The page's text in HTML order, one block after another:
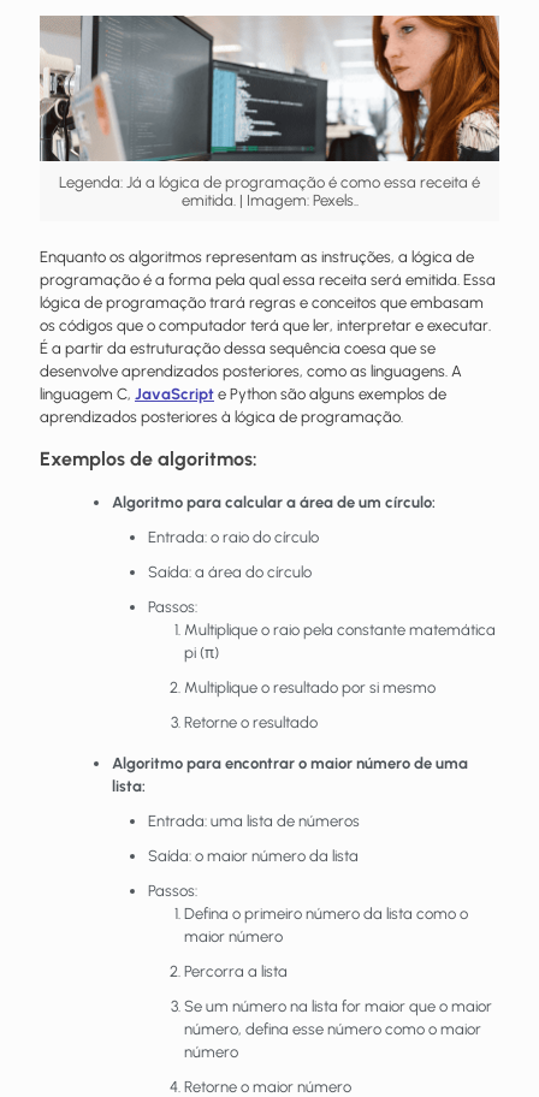
Legenda: Já a lógica de programação é como essa receita é
emitida. | Imagem: Pexels..
Enquanto os algoritmos representam as instruções, a lógica de
programação é a forma pela qual essa receita será emitida. Essa
lógica de programação trará regras e conceitos que embasam
os códigos que o computador terá que ler, interpretar e executar.
É a partir da estruturação dessa sequência coesa que se
desenvolve aprendizados posteriores, como as linguagens. A
linguagem C, JavaScript e Python são alguns exemplos de
aprendizados posteriores à lógica de programação.
Exemplos de algoritmos:
Algoritmo para calcular a área de um círculo:
Entrada: o raio do círculo
Saída: a área do círculo
Passos:
Multiplique o raio pela constante matemática
pi (π)
Multiplique o resultado por si mesmo
Retorne o resultado
Algoritmo para encontrar o maior número de uma
lista:
Entrada: uma lista de números
Saída: o maior número da lista
Passos:
Defina o primeiro número da lista como o
maior número
Percorra a lista
Se um número na lista for maior que o maior
número, defina esse número como o maior
número
Retorne o maior número